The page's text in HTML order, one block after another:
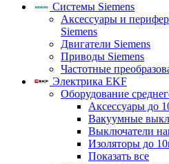
Системы Siemens
Аксессуары и
Siemens
Двигатели Siemens
Приводы Siemens
Частотные
Электрика EKF
Оборудование
Аксессуары до
Вакуумные
Выключатели
Изоляторы до
Показать все